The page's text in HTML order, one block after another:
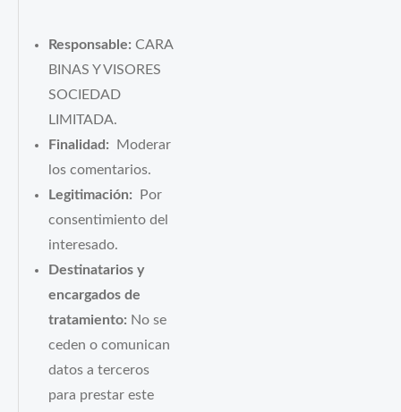
Responsable: CARA
BINAS Y VISORES
SOCIEDAD
LIMITADA.
Finalidad: Moderar
los comentarios.
Legitimación: Por
consentimiento del
interesado.
Destinatarios y
encargados de
tratamiento: No se
ceden o comunican
datos a terceros
para prestar este